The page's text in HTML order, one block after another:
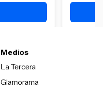
Medios
La TerceraOpens in new
Glamorama